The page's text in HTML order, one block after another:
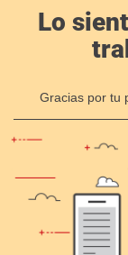
Lo
Gracias por tu